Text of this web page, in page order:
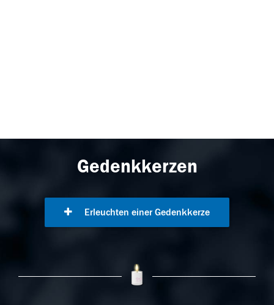
Gedenkkerzen
Erleuchten einer Gedenkkerze